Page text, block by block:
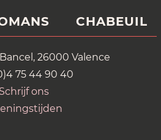
CHABEUIL
26000 Valence
75 44 90 40
Schrijf ons